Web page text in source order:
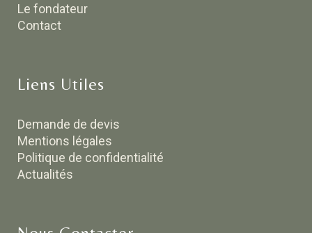
Le fondateur
Contact
Liens Utiles
Demande de devis
Mentions légales
Politique de confidentialité
Actualités